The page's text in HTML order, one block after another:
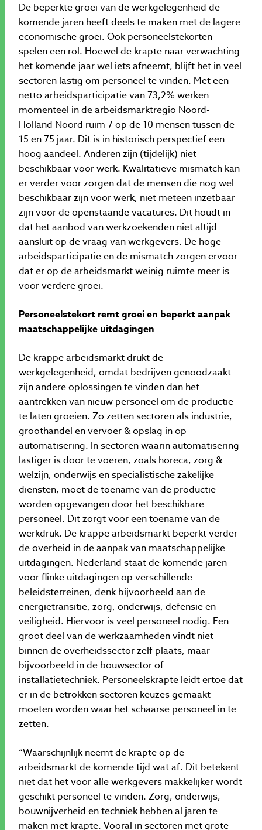
De beperkte groei van de werkgelegenheid de
komende jaren heeft deels te maken met de lagere
economische groei. Ook personeelstekorten
spelen een rol. Hoewel de krapte naar verwachting
het komende jaar wel iets afneemt, blijft het in veel
sectoren lastig om personeel te vinden. Met een
netto arbeidsparticipatie van 73,2% werken
momenteel in de arbeidsmarktregio Noord-
Holland Noord ruim 7 op de 10 mensen tussen de
15 en 75 jaar. Dit is in historisch perspectief een
hoog aandeel. Anderen zijn (tijdelijk) niet
beschikbaar voor werk. Kwalitatieve mismatch kan
er verder voor zorgen dat de mensen die nog wel
beschikbaar zijn voor werk, niet meteen inzetbaar
zijn voor de openstaande vacatures. Dit houdt in
dat het aanbod van werkzoekenden niet altijd
aansluit op de vraag van werkgevers. De hoge
arbeidsparticipatie en de mismatch zorgen ervoor
dat er op de arbeidsmarkt weinig ruimte meer is
voor verdere groei.
Personeelstekort remt groei en beperkt aanpak
maatschappelijke uitdagingen
De krappe arbeidsmarkt drukt de
werkgelegenheid, omdat bedrijven genoodzaakt
zijn andere oplossingen te vinden dan het
aantrekken van nieuw personeel om de productie
te laten groeien. Zo zetten sectoren als industrie,
groothandel en vervoer & opslag in op
automatisering. In sectoren waarin automatisering
lastiger is door te voeren, zoals horeca, zorg &
welzijn, onderwijs en specialistische zakelijke
diensten, moet de toename van de productie
worden opgevangen door het beschikbare
personeel. Dit zorgt voor een toename van de
werkdruk. De krappe arbeidsmarkt beperkt verder
de overheid in de aanpak van maatschappelijke
uitdagingen. Nederland staat de komende jaren
voor flinke uitdagingen op verschillende
beleidsterreinen, denk bijvoorbeeld aan de
energietransitie, zorg, onderwijs, defensie en
veiligheid. Hiervoor is veel personeel nodig. Een
groot deel van de werkzaamheden vindt niet
binnen de overheidssector zelf plaats, maar
bijvoorbeeld in de bouwsector of
installatietechniek. Personeelskrapte leidt ertoe dat
er in de betrokken sectoren keuzes gemaakt
moeten worden waar het schaarse personeel in te
zetten.
“Waarschijnlijk neemt de krapte op de
arbeidsmarkt de komende tijd wat af. Dit betekent
niet dat het voor alle werkgevers makkelijker wordt
geschikt personeel te vinden. Zorg, onderwijs,
bouwnijverheid en techniek hebben al jaren te
maken met krapte. Vooral in sectoren met grote